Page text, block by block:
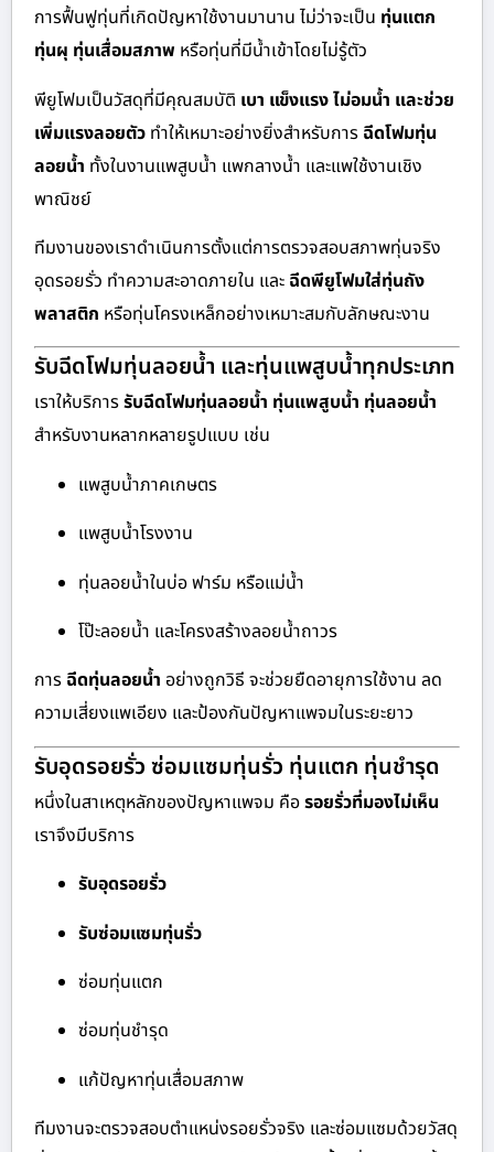
การฟื้นฟูทุ่นที่เกิดปัญหาใช้งานมานาน ไม่ว่าจะเป็น ทุ่นแตก
ทุ่นผุ ทุ่นเสื่อมสภาพ หรือทุ่นที่มีน้ำเข้าโดยไม่รู้ตัว
พียูโฟมเป็นวัสดุที่มีคุณสมบัติ เบา แข็งแรง ไม่อมน้ำ และช่วย
เพิ่มแรงลอยตัว ทำให้เหมาะอย่างยิ่งสำหรับการ ฉีดโฟมทุ่น
ลอยน้ำ ทั้งในงานแพสูบน้ำ แพกลางน้ำ และแพใช้งานเชิง
พาณิชย์
ทีมงานของเราดำเนินการตั้งแต่การตรวจสอบสภาพทุ่นจริง
อุดรอยรั่ว ทำความสะอาดภายใน และ ฉีดพียูโฟมใส่ทุ่นถัง
พลาสติก หรือทุ่นโครงเหล็กอย่างเหมาะสมกับลักษณะงาน
รับฉีดโฟมทุ่นลอยน้ำ และทุ่นแพสูบน้ำทุกประเภท
เราให้บริการรับฉีดโฟมทุ่นลอยน้ำ ทุ่นแพสูบน้ำ ทุ่นลอยน้ำ
สำหรับงานหลากหลายรูปแบบ เช่น
แพสูบน้ำภาคเกษตร
แพสูบน้ำโรงงาน
ทุ่นลอยน้ำในบ่อ ฟาร์ม หรือแม่น้ำ
โป๊ะลอยน้ำ และโครงสร้างลอยน้ำถาวร
การ ฉีดทุ่นลอยน้ำ อย่างถูกวิธี จะช่วยยืดอายุการใช้งาน ลด
ความเสี่ยงแพเอียง และป้องกันปัญหาแพจมในระยะยาว
รับอุดรอยรั่ว ซ่อมแซมทุ่นรั่ว ทุ่นแตก ทุ่นชำรุด
หนึ่งในสาเหตุหลักของปัญหาแพจม คือรอยรั่วที่มองไม่เห็น
เราจึงมีบริการ
รับอุดรอยรั่ว
รับซ่อมแซมทุ่นรั่ว
ซ่อมทุ่นแตก
ซ่อมทุ่นชำรุด
แก้ปัญหาทุ่นเสื่อมสภาพ
ทีมงานจะตรวจสอบตำแหน่งรอยรั่วจริง และซ่อมแซมด้วยวัสดุ